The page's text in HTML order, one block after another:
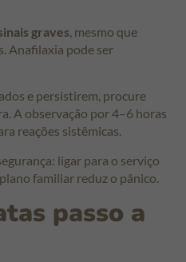
graves , mesmo que
Anafilaxia pode ser
e persistirem, procure
A observação por 4–6 horas
reações sistêmicas.
ligar para o serviço
familiar reduz o pânico.
passo a